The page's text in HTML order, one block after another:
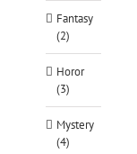
Fantasy
(2)
Horor
(3)
Mystery
(4)